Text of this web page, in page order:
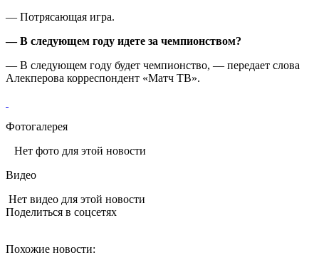
— Потрясающая игра.
— В следующем году идете за чемпионством?
— В следующем году будет чемпионство, — передает слова
Алекперова корреспондент «Матч ТВ».
Фотогалерея
Нет фото для этой новости
Видео
Нет видео для этой новости
Поделиться в соцсетях
Похожие новости: